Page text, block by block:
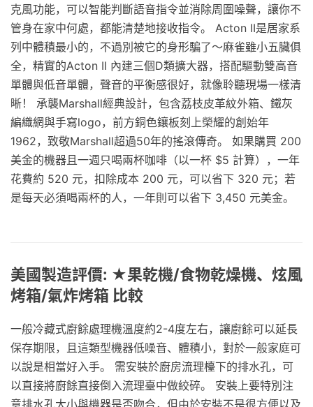
克風功能，可以智能判斷語音指令並消除周圍噪聲，讓你不
管身在家中何處，都能清楚地接收指令。 Acton II是居家系
列中體積最小的，不過別被它的身形騙了～麻雀雖小五臟俱
全，精實的Acton II 內建三個D類擴大器，搭配驅動雙高音
單體與低音單體，聲音的平衡感很好，就像聆聽現場一樣清
晰！ 承襲Marshall經典設計，包含荔枝皮革紋外箱、鐵灰
編織網與手寫logo，前方銅色鑲板刻上榮耀的創始年
1962，致敬Marshall超過50年的搖滾傳奇。 如果購買 200
美金的機器且一週只喝兩杯咖啡（以一杯 $5 計算），一年
花費約 520 元，扣除成本 200 元，可以省下 320 元；若
是每天必須喝兩杯的人，一年則可以省下 3,450 元美金。
美國製造評價: ★果乾機/食物乾燥機、炫風
烤箱/氣炸烤箱 比較
一般冷藏式廚餘處理機溫度約2-4度左右，讓廚餘可以延長
保存期限，且這類型機器低噪音、體積小，對於一般家庭可
以說是相當好入手。 需安裝於廚房流理檯下的排水孔，可
以直接將廚餘直接倒入流理臺中做絞碎。 安裝上要特別注